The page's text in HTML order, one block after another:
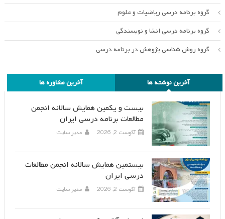
گروه برنامه درسی ریاضیات و علوم
گروه برنامه درسی انشا و نویسندگی
گروه روش شناسی پژوهش در برنامه درسی
آخرین نوشته ها آخرین مشاوره ها
بیست و یکمین همایش سالانه انجمن
مطالعات برنامه درسی ایران
آگوست 2, 2026 مدیر سایت
بیستمین همایش سالانه انجمن مطالعات
درسی ایران
آگوست 2, 2026 مدیر سایت